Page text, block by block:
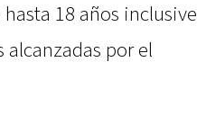
18 años inclusive
por el